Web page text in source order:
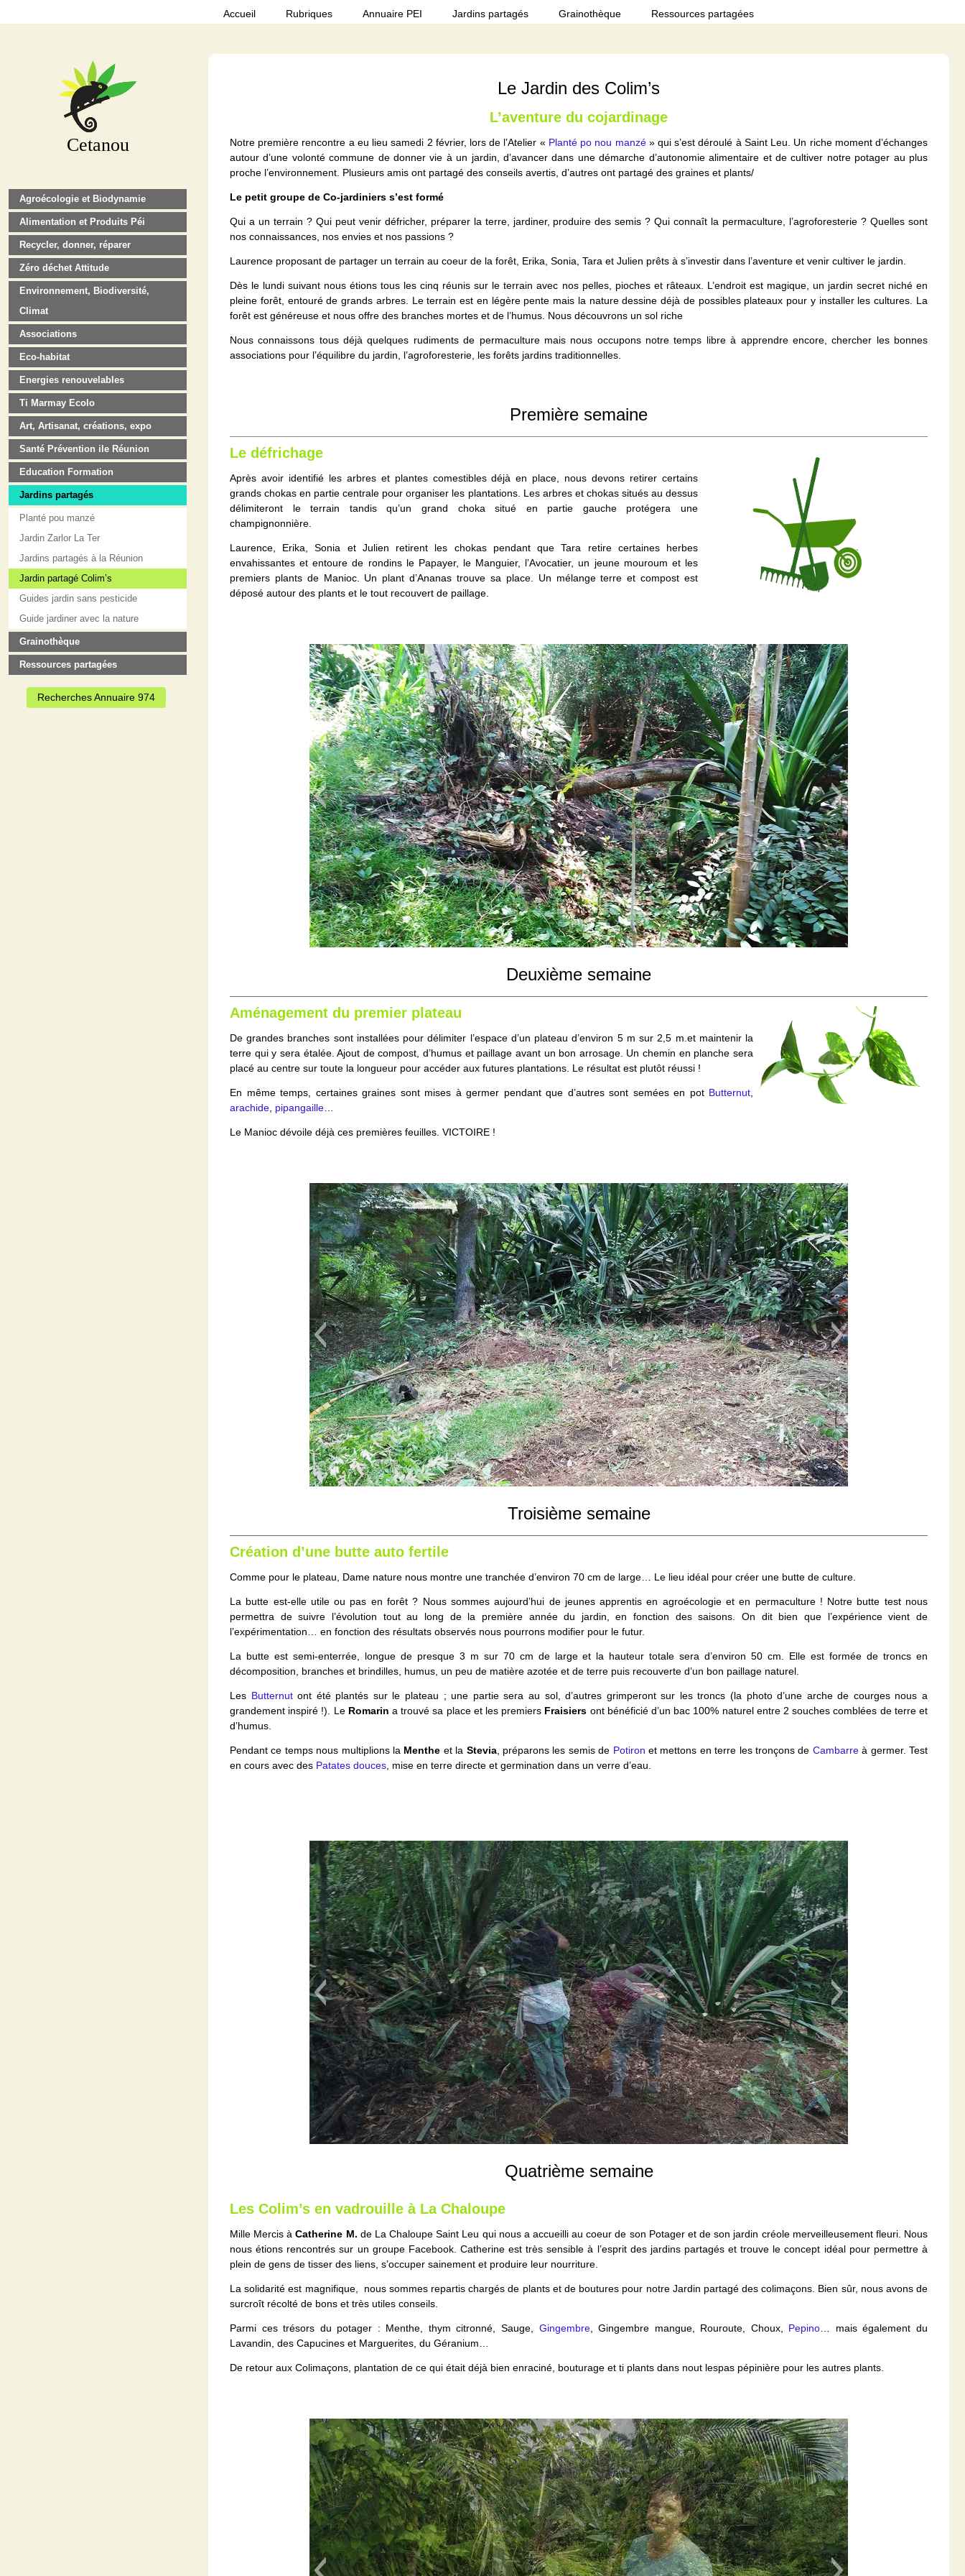
Accueil Rubriques Annuaire PEI Jardins partagés Grainothèque Ressources partagées
Cetanou
Agroécologie et Biodynamie
Alimentation et Produits Péi
Recycler, donner, réparer
Zéro déchet Attitude
Environnement, Biodiversité,
Climat
Associations
Eco-habitat
Energies renouvelables
Ti Marmay Ecolo
Art, Artisanat, créations, expo
Santé Prévention ile Réunion
Education Formation
Jardins partagés
Planté pou manzé
Jardin Zarlor La Ter
Jardins partagés à la Réunion
Jardin partagé Colim’s
Guides jardin sans pesticide
Guide jardiner avec la nature
Grainothèque
Ressources partagées
Recherches Annuaire 974
Le Jardin des Colim’s
L’aventure du cojardinage
Notre première rencontre a eu lieu samedi 2 février, lors de l’Atelier « Planté po nou manzé» qui s’est déroulé à Saint Leu. Un riche moment d’échanges
autour d’une volonté commune de donner vie à un jardin, d’avancer dans une démarche d’autonomie alimentaire et de cultiver notre potager au plus
proche l’environnement. Plusieurs amis ont partagé des conseils avertis, d’autres ont partagé des graines et plants/
Le petit groupe de Co-jardiniers s’est formé
Qui a un terrain ? Qui peut venir défricher, préparer la terre, jardiner, produire des semis ? Qui connaît la permaculture, l’agroforesterie ? Quelles sont
nos connaissances, nos envies et nos passions ?
Laurence proposant de partager un terrain au coeur de la forêt, Erika, Sonia, Tara et Julien prêts à s’investir dans l’aventure et venir cultiver le jardin.
Dès le lundi suivant nous étions tous les cinq réunis sur le terrain avec nos pelles, pioches et râteaux. L’endroit est magique, un jardin secret niché en
pleine forêt, entouré de grands arbres. Le terrain est en légère pente mais la nature dessine déjà de possibles plateaux pour y installer les cultures. La
forêt est généreuse et nous offre des branches mortes et de l’humus. Nous découvrons un sol riche
Nous connaissons tous déjà quelques rudiments de permaculture mais nous occupons notre temps libre à apprendre encore, chercher les bonnes
associations pour l’équilibre du jardin, l’agroforesterie, les forêts jardins traditionnelles.
Première semaine
Le défrichage
Après avoir identifié les arbres et plantes comestibles déjà en place, nous devons retirer certains
grands chokas en partie centrale pour organiser les plantations. Les arbres et chokas situés au dessus
délimiteront le terrain tandis qu’un grand choka situé en partie gauche protégera une
champignonnière.
Laurence, Erika, Sonia et Julien retirent les chokas pendant que Tara retire certaines herbes
envahissantes et entoure de rondins le Papayer, le Manguier, l’Avocatier, un jeune mouroum et les
premiers plants de Manioc. Un plant d’Ananas trouve sa place. Un mélange terre et compost est
déposé autour des plants et le tout recouvert de paillage.
Deuxième semaine
Aménagement du premier plateau
De grandes branches sont installées pour délimiter l’espace d’un plateau d’environ 5 m sur 2,5 m.et maintenir la
terre qui y sera étalée. Ajout de compost, d’humus et paillage avant un bon arrosage. Un chemin en planche sera
placé au centre sur toute la longueur pour accéder aux futures plantations. Le résultat est plutôt réussi !
En même temps, certaines graines sont mises à germer pendant que d’autres sont semées en pot Butternut
arachide pipangaille
Le Manioc dévoile déjà ces premières feuilles. VICTOIRE !
Troisième semaine
Création d’une butte auto fertile
Comme pour le plateau, Dame nature nous montre une tranchée d’environ 70 cm de large… Le lieu idéal pour créer une butte de culture.
La butte est-elle utile ou pas en forêt ? Nous sommes aujourd’hui de jeunes apprentis en agroécologie et en permaculture ! Notre butte test nous
permettra de suivre l’évolution tout au long de la première année du jardin, en fonction des saisons. On dit bien que l’expérience vient de
l’expérimentation… en fonction des résultats observés nous pourrons modifier pour le futur.
La butte est semi-enterrée, longue de presque 3 m sur 70 cm de large et la hauteur totale sera d’environ 50 cm. Elle est formée de troncs en
décomposition, branches et brindilles, humus, un peu de matière azotée et de terre puis recouverte d’un bon paillage naturel.
Les Butternutont été plantés sur le plateau ; une partie sera au sol, d’autres grimperont sur les troncs (la photo d’une arche de courges nous a
grandement inspiré !). Le Romarin a trouvé sa place et les premiers Fraisiers ont bénéficié d’un bac 100% naturel entre 2 souches comblées de terre et
d’humus.
Pendant ce temps nous multiplions la Menthe et la Stevia, préparons les semis de Potiron et mettons en terre les tronçons de Cambarreà germer. Test
en cours avec des Patates douces , mise en terre directe et germination dans un verre d’eau.
Quatrième semaine
Les Colim’s en vadrouille à La Chaloupe
Mille Mercis àCatherine M. de La Chaloupe Saint Leu qui nous a accueilli au coeur de son Potager et de son jardin créole merveilleusement fleuri. Nous
nous étions rencontrés sur un groupe Facebook. Catherine est très sensible à l’esprit des jardins partagés et trouve le concept idéal pour permettre à
plein de gens de tisser des liens, s’occuper sainement et produire leur nourriture.
La solidarité est magnifique, nous sommes repartis chargés de plants et de boutures pour notre Jardin partagé des colimaçons. Bien sûr, nous avons de
surcroît récolté de bons et très utiles conseils.
Parmi ces trésors du potager : Menthe, thym citronné, Sauge, Gingembre, Gingembre mangue, Rouroute, Choux, Pepino … mais également du
Lavandin, des Capucines et Marguerites, du Géranium…
De retour aux Colimaçons, plantation de ce qui était déjà bien enraciné, bouturage et ti plants dans nout lespas pépinière pour les autres plants.